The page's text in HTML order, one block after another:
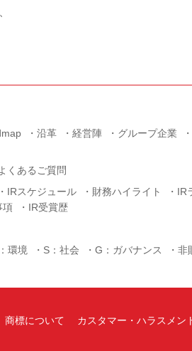
沿革 経営陣 グループ企業
くあるご質問
IRスケジュール 財務ハイライト IR
項
IR受賞歴
環境 S：社会 G：ガバナンス 非
商標について
カスタマー・ハラスメン